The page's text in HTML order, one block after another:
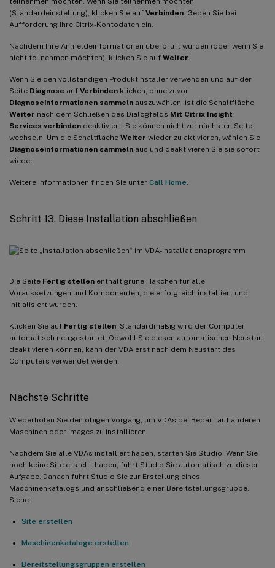
(Standardeinstellung), klicken Sie auf Verbinden . Geben Sie bei
Aufforderung Ihre Citrix-Kontodaten ein.
Nachdem Ihre Anmeldeinformationen überprüft wurden (oder wenn Sie
nicht teilnehmen möchten), klicken Sie auf Weiter
Wenn Sie den vollständigen Produktinstaller verwenden und auf der
Seite Diagnose auf Verbinden klicken, ohne zuvor
Diagnoseinformationen sammeln auszuwählen, ist die Schaltfläche
Weiter nach dem Schließen des Dialogfelds Mit Citrix Insight
Services verbinden deaktiviert. Sie können nicht zur nächsten Seite
wechseln. Um die Schaltfläche Weiter wieder zu aktivieren, wählen Sie
Diagnoseinformationen sammeln aus und deaktivieren Sie sie sofort
wieder.
Weitere Informationen finden Sie unter Call Home
Schritt 13. Diese Installation abschließen
Die Seite Fertig stellen enthält grüne Häkchen für alle
Voraussetzungen und Komponenten, die erfolgreich installiert und
initialisiert wurden.
Klicken Sie auf Fertig stellen . Standardmäßig wird der Computer
automatisch neu gestartet. Obwohl Sie diesen automatischen Neustart
deaktivieren können, kann der VDA erst nach dem Neustart des
Computers verwendet werden.
Nächste Schritte
Wiederholen Sie den obigen Vorgang, um VDAs bei Bedarf auf anderen
Maschinen oder Images zu installieren.
Nachdem Sie alle VDAs installiert haben, starten Sie Studio. Wenn Sie
noch keine Site erstellt haben, führt Studio Sie automatisch zu dieser
Aufgabe. Danach führt Studio Sie zur Erstellung eines
Maschinenkatalogs und anschließend einer Bereitstellungsgruppe.
Siehe:
Site erstellen
Maschinenkataloge erstellen
Bereitstellungsgruppen erstellen